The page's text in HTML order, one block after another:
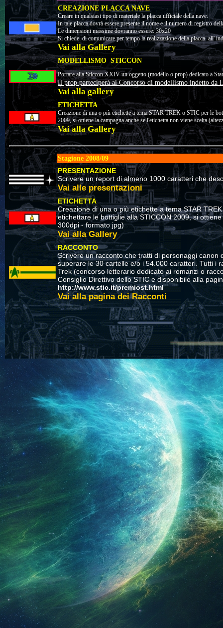
CREAZIONE PLACCA NAVE
Creare in qualsiasi tipo di materiale la placca ufficiale della nave.
In tale placca dovrà essere presente il nome e il numero di registro
Le dimensioni massime dovranno essere: 30x20
Si chiede di comunicare per tempo la realizzazione della placca all'
Vai alla Gallery
MODELLISMO STICCON
Portare alla Sticcon XXIV un oggetto (modello o prop) dedicato a
Il prop parteciperà al Concorso di modellismo indetto da
Vai alla gallery
ETICHETTA
Creazione di una o più etichette a tema STAR TREK o STIC per le
2009, si ottiene la campagna anche se l'etichetta non viene scelta
Vai alla Gallery
Stagione 2008/09
PRESENTAZIONE
Scrivere un report di almeno 1000 caratteri che
Vai alle presentazioni
ETICHETTA
Creazione di una o più etichette a tema STAR
etichettare le bottiglie alla STICCON 2009, si
300dpi - formato jpg)
Vai alla Gallery
RACCONTO
Scrivere un racconto che tratti di personaggi
superare le 30 cartelle e/o i 54.000 caratteri. Tutti i
Trek (concorso letterario dedicato ai romanzi o
Consiglio Direttivo dello STIC e disponibile alla
http://www.stic.it/premiost.html
Vai alla pagina dei Racconti